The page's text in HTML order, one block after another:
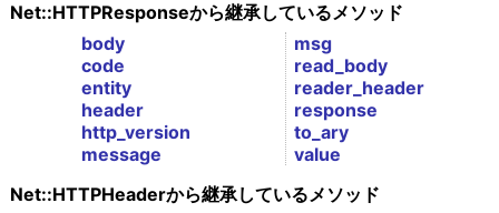
Net::HTTPResponseから継承しているメソッド
body
code
entity
header
http_version
message
msg
read_body
reader_header
response
to_ary
value
Net::HTTPHeaderから継承しているメソッド